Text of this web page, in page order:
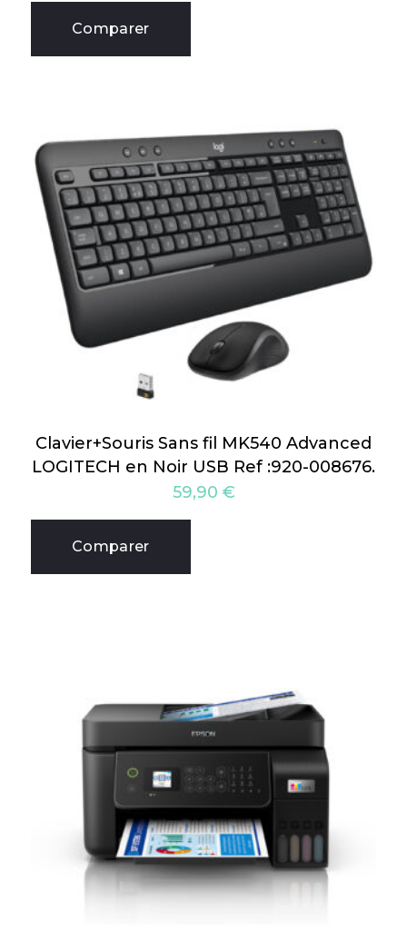
Comparer
Clavier+Souris Sans fil MK540 Advanced
LOGITECH en Noir USB Ref :920-008676.
59,90 €
Comparer